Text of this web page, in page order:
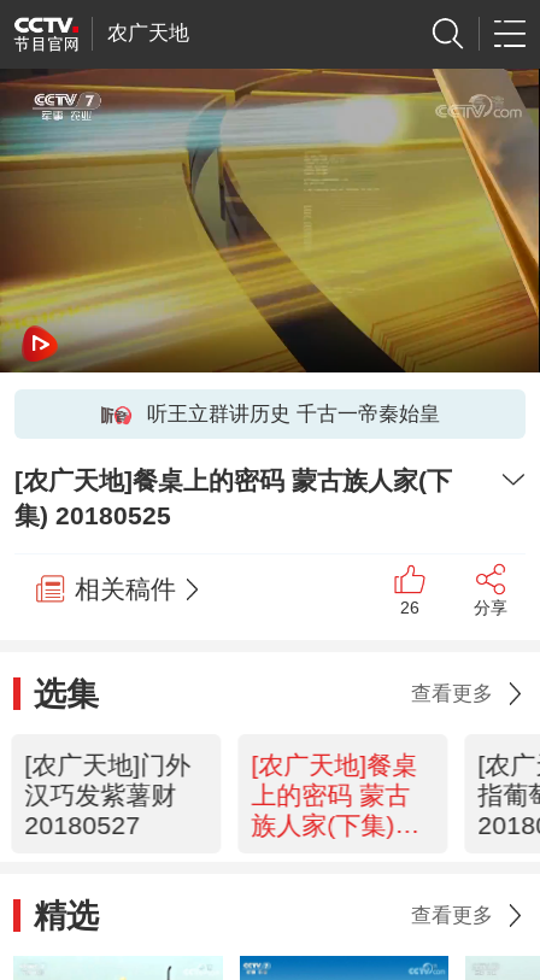
农广天地
听王立群讲历史 千古一帝秦始皇
[农广天地]餐桌上的密码 蒙古族人家(下
集) 20180525
相关稿件
26 分享
选集 查看更多
[农广天地]门外
汉巧发紫薯财
20180527
[农广天地]餐桌
上的密码 蒙古
族人家(下集)
[农
指葡
精选 查看更多